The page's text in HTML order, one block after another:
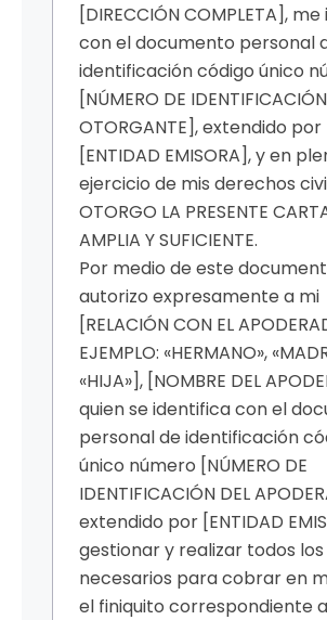
[DIRECCIÓN COMPLETA],
con el documento personal
identificación código único
[NÚMERO DE
OTORGANTE], extendido por
[ENTIDAD EMISORA], y en
ejercicio de mis derechos
OTORGO LA PRESENTE
AMPLIA Y SUFICIENTE.
Por medio de este
autorizo expresamente a mi
[RELACIÓN CON EL
EJEMPLO: «HERMANO»,
«HIJA»], [NOMBRE DEL
quien se identifica con el
personal de identificación
único número [NÚMERO DE
IDENTIFICACIÓN DEL
extendido por [ENTIDAD
gestionar y realizar todos
necesarios para cobrar en
el finiquito correspondiente